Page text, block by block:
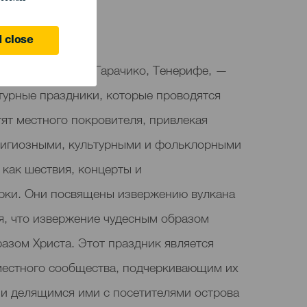
close
в Гарачико, Тенерифе, —
праздники, которые проводятся
местного покровителя, привлекая
культурными и фольклорными
шествия, концерты и
Они посвящены извержению вулкана
что извержение чудесным образом
Христа. Этот праздник является
сообщества, подчеркивающим их
и делящимся ими с посетителями острова